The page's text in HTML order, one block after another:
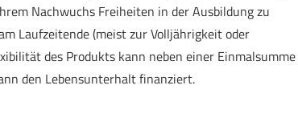
Nachwuchs Freiheiten in der Ausbildung zu
Laufzeitende (meist zur Volljährigkeit oder
des Produkts kann neben einer Einmalsumme
den Lebensunterhalt finanziert.